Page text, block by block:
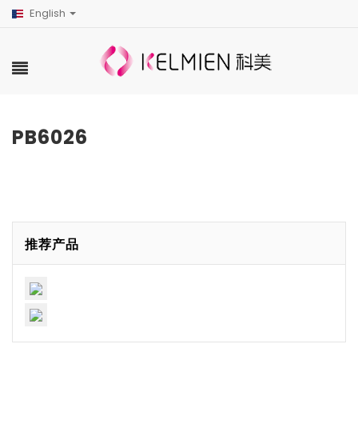
English
PB6026
推荐产品